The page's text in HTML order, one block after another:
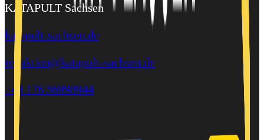
KATAPULT Sachsen
katapult-sachsen.de
redaktion@katapult-sachsen.de
+49 176 56998944